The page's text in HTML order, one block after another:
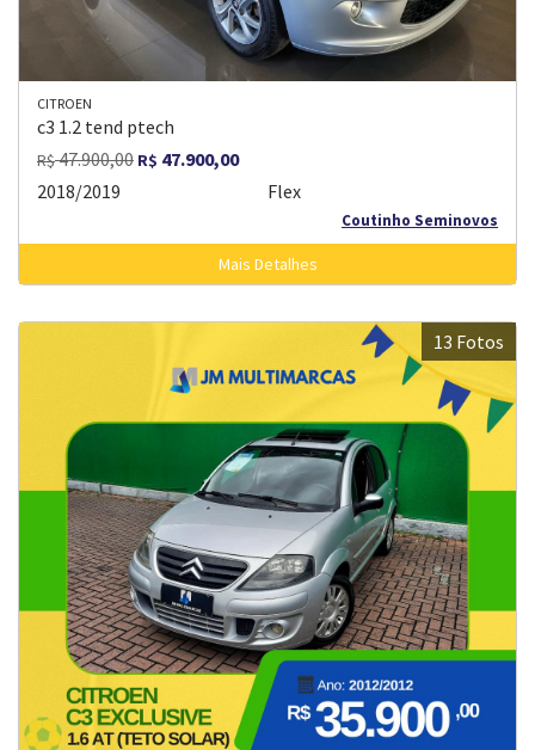
CITROEN
c3 1.2 tend ptech
R$47.900,00 R$ 47.900,00
2018/2019
Flex
Coutinho Seminovos
Mais Detalhes
13 Fotos